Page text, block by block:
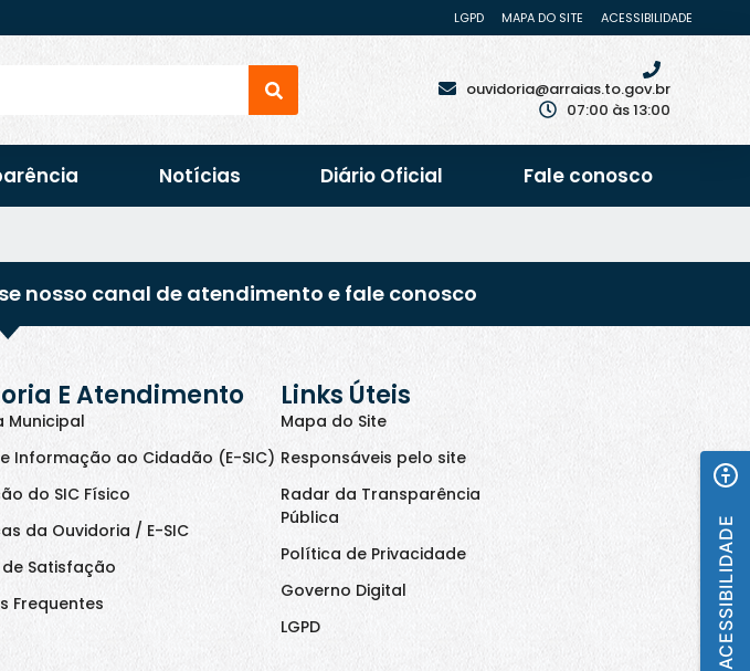
LGPD MAPA DO SITE ACESSIBILIDADE
ouvidoria@arraias.to.gov.br
07:00 às 13:00
Notícias Diário Oficial Fale conosco
nosso canal de atendimento e fale conosco
E Atendimento
Municipal
Informação ao Cidadão (E-SIC)
do SIC Físico
da Ouvidoria / E-SIC
de Satisfação
Frequentes
Links Úteis
Mapa do Site
Responsáveis pelo site
Radar da Transparência
Pública
Política de Privacidade
Governo Digital
LGPD
ACESSIBILIDADE